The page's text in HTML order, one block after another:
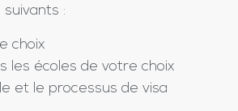
:
choix
les écoles de votre choix
et le processus de visa